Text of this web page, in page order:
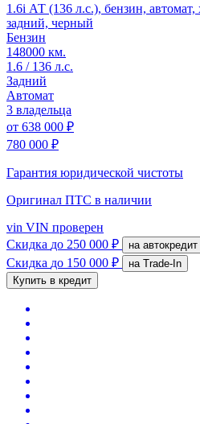
1.6i АТ (136 л.с.), бензин, автомат,
задний, черный
Бензин
148000 км.
1.6 / 136 л.с.
Задний
Автомат
3 владельца
от 638 000 ₽
780 000 ₽
Гарантия юридической чистоты
Оригинал ПТС в наличии
vin VIN проверен
Скидка до 250 000 ₽ на автокредит
Скидка до 150 000 ₽
на Trade-In
Купить в кредит